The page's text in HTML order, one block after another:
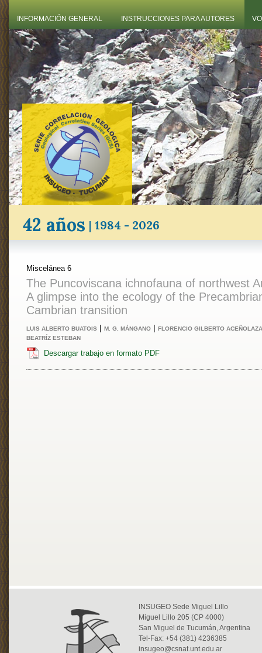
INFORMACIÓN GENERAL INSTRUCCIONES PARA AUTORES
42 años | 1984 - 2026
Miscelánea 6
The Puncoviscana ichnofauna of northwest
A glimpse into the ecology of the
Cambrian transition
LUIS ALBERTO BUATOIS | M. G. MÁNGANO | FLORENCIO GILBERTO ACEÑOLAZA
BEATRÍZ ESTEBAN
Descargar trabajo en formato PDF
INSUGEO Sede Miguel Lillo
Miguel Lillo 205 (CP 4000)
San Miguel de Tucumán, Argentina
Tel-Fax: +54 (381) 4236385
insugeo@csnat.unt.edu.ar